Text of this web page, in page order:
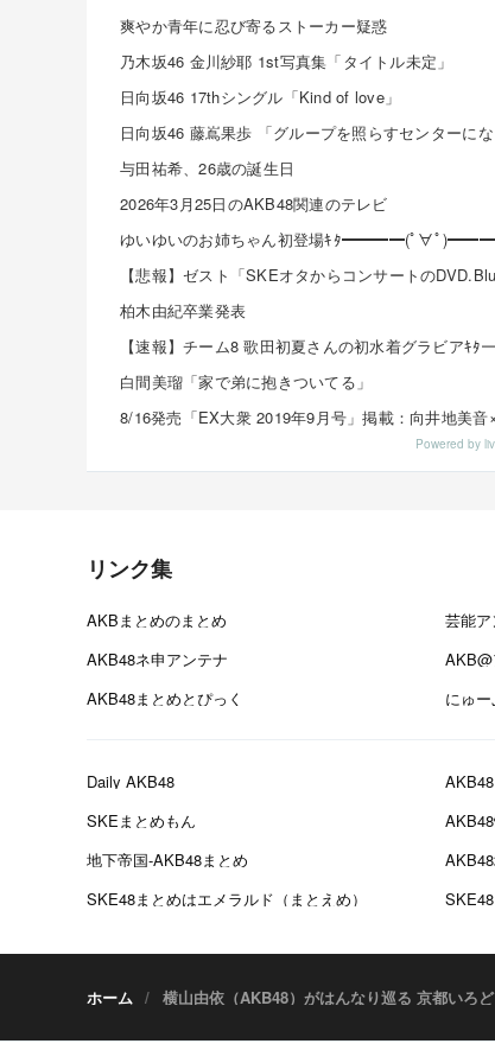
爽やか青年に忍び寄るストーカー疑惑
乃木坂46 金川紗耶 1st写真集「タイトル未定」
日向坂46 17thシングル「Kind of love」
与田祐希、26歳の誕生日
2026年3月25日のAKB48関連のテレビ
ゆいゆいのお姉ちゃん初登場ｷﾀ━━━━(ﾟ∀ﾟ
柏木由紀卒業発表
白間美瑠「家で弟に抱きついてる」
Powered by
リンク集
AKBまとめのまとめ 芸能
AKB48ネ申アンテナ
AKB48まとめとぴっく
にゅ
Daily AKB48
SKEまとめもん
地下帝国-AKB48まとめ
SKE48まとめはエメラルド（まとえめ）
ホーム 横山由依（AKB48）がはんなり巡る 京都いろ